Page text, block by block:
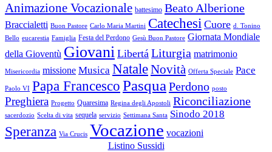
Animazione Vocazionale battesimo Beato Alberione
Braccialetti Buon Pastore Carlo Maria Martini Catechesi Cuore d. Tonino
Bello eucarestia Famiglia Festa del Perdono Gesù Buon Pastore Giornata Mondiale
della Gioventù Giovani Libertá Liturgia matrimonio
Misericordia missione Musica NataleNovità Offerta Speciale Pace
Paolo VI Papa FrancescoPasqua Perdono posto
Preghiera Progetto Quaresima Regina degli Apostoli Riconciliazione
sacerdozio Scelta di vita sequela servizio Settimana Santa Sinodo 2018
Speranza Via Crucis Vocazione vocazioni
Listino Sussidi